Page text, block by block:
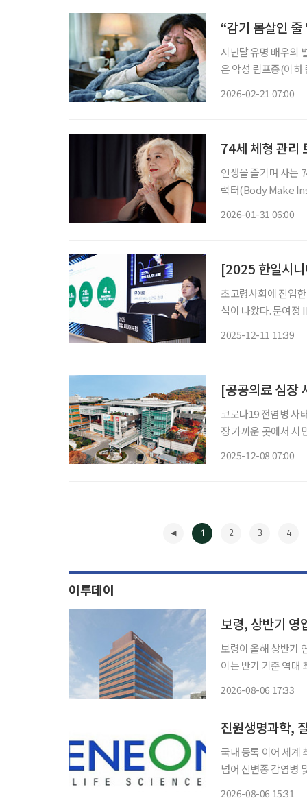
“감기 몸살인
지난달 유명 배우의
은 악성 림프종(이하
2026-02-21 07:00
74세 체형 관리
인생을 즐기며 사는
럭터(Body Make
2026-01-31 06:00
초고령사회에 진입
석이 나왔다. 문여정
2025-12-11 11:39
[공공의료 심장
코로나19 전염병 사
장 가까운 곳에서 시
2025-12-08 07:00
1 2 3 4
이투데이
보령, 상반기
보령이 올해 상반기
이는 반기 기준 역대
2026-08-06 17:33
국내 등록 이어 세계
넘어 신변종 감염병 및 차세대 플
2026-08-06 15:31